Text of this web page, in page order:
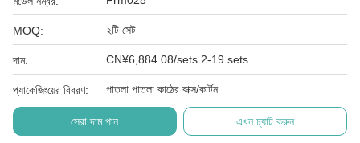
MOQ: ২টি সেট
দাম: CN¥6,884.08/sets 2-19 sets
প্যাকেজিংয়ের বিবরণ: পাতলা পাতলা কাঠের বাক্স/কার্টন
সেরা দাম পান এখন চ্যাট করুন